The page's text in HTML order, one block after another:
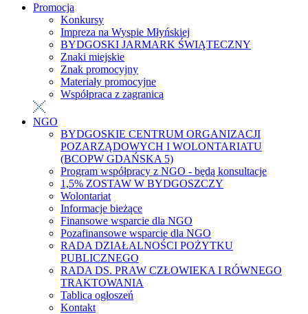
Promocja
Konkursy
Impreza na Wyspie Młyńskiej
BYDGOSKI JARMARK ŚWIĄTECZNY
Znaki miejskie
Znak promocyjny
Materiały promocyjne
Współpraca z zagranicą
NGO
BYDGOSKIE CENTRUM ORGANIZACJI
POZARZĄDOWYCH I WOLONTARIATU
(BCOPW GDAŃSKA 5)
Program współpracy z NGO - będą konsultacje
1,5% ZOSTAW W BYDGOSZCZY
Wolontariat
Informacje bieżące
Finansowe wsparcie dla NGO
Pozafinansowe wsparcie dla NGO
RADA DZIAŁALNOŚCI POŻYTKU
PUBLICZNEGO
RADA DS. PRAW CZŁOWIEKA I RÓWNEGO
TRAKTOWANIA
Tablica ogłoszeń
Kontakt